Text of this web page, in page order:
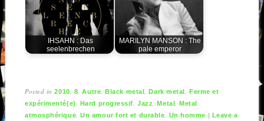
IHSAHN : Das
seelenbrechen
MARILYN MANSON : The
pale emperor
Posted in2010 8 ,Autre ,Black metal ,Dark metal ,Ferme et
expérimenté(e)
Hard progressif ,Jazz ,Metal ,Metal
atmosphérique ,Un amour fort et durable Un homme | Leave a